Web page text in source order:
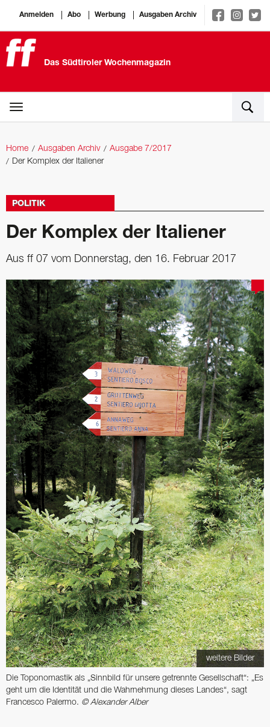
Anmelden Abo Werbung Ausgaben Archiv
Das Südtiroler Wochenmagazin
Home Ausgaben Archiv
Ausgabe 7/2017
Der Komplex der Italiener
POLITIK
Der Komplex der Italiener
Aus ff 07 vom Donnerstag, den 16. Februar 2017
weitere Bilder
Die Toponomastik als „Sinnbild für unsere getrennte Gesellschaft“: „Es
geht um die Identität und die Wahrnehmung dieses Landes“, sagt
Francesco Palermo. © Alexander Alber